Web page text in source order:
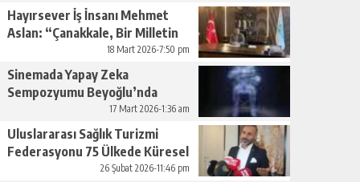
Hayırsever İş İnsanı Mehmet
Aslan: “Çanakkale, Bir Milletin
Yeniden Doğuşudur”18 Mart 2026-7:50 pm
Sinemada Yapay Zeka
Sempozyumu Beyoğlu’nda
17 Mart 2026-1:36 am
Uluslararası Sağlık Turizmi
Federasyonu 75 Ülkede Küresel
26 Şubat 2026-11:46 pm